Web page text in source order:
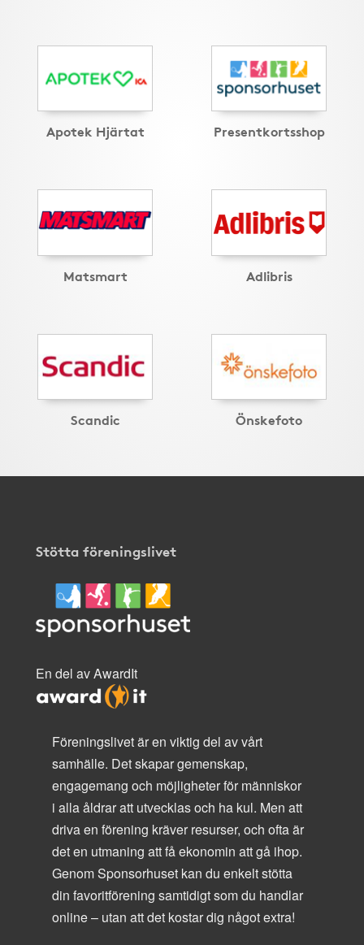
Apotek Hjärtat Presentkortsshop
Matsmart Adlibris
Scandic Önskefoto
Stötta föreningslivet
En del av AwardIt
Föreningslivet är en viktig del av vårt
samhälle. Det skapar gemenskap,
engagemang och möjligheter för människor
i alla åldrar att utvecklas och ha kul. Men att
driva en förening kräver resurser, och ofta är
det en utmaning att få ekonomin att gå ihop.
Genom Sponsorhuset kan du enkelt stötta
din favoritförening samtidigt som du handlar
online – utan att det kostar dig något extra!